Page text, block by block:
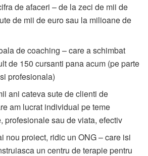
de afaceri – de la zeci de mii de
de mii de euro sau la milioane de
de coaching – care a schimbat
de 150 cursanti pana acum (pe parte
profesionala)
ani cateva sute de clienti de
am lucrat individual pe teme
profesionale sau de viata, efectiv
nou proiect, ridic un ONG – care isi
un centru de terapie pentru